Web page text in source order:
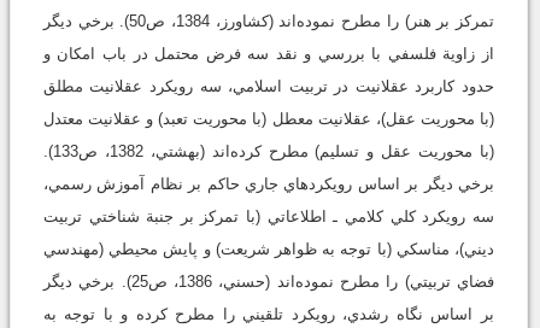
تمركز بر هنر) را مطرح نموده‌اند (كشاورز، 1384، ص50). برخي ديگر
از زاوية فلسفي با بررسي و نقد سه فرض محتمل در باب امكان و
حدود كاربرد عقلانيت در تربيت اسلامي، سه رويكرد عقلانيت مطلق
(با محوريت عقل)، عقلانيت معطل (با محوريت تعبد) و عقلانيت معتدل
(با محوريت عقل و تسليم) مطرح کرده‌اند (بهشتي، 1382، ص133).
برخي ديگر بر اساس رويكرد‌هاي جاري حاكم بر نظام آموزش رسمي،
سه رويكرد كلي كلامي ـ اطلاعاتي (با تمركز بر جنبة شناختي تربيت
ديني)، مناسكي (با توجه به ظواهر شريعت) و پايش محيطي (مهندسي
فضاي تربيتي) را مطرح نموده‌اند (حسني، 1386، ص25). برخي ديگر
بر اساس نگاه رشدي، رويكرد تلقيني را مطرح کرده و با توجه به